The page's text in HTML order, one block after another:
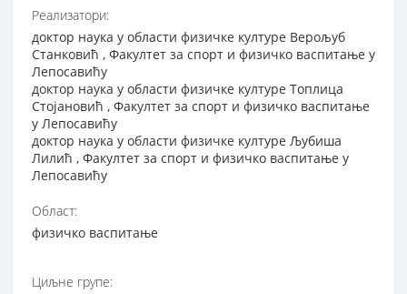
Реализатори:
доктор наука у области физичке културе Верољуб
Станковић , Факултет за спорт и физичко васпитање у
Лепосавићу
доктор наука у области физичке културе Топлица
Стојановић , Факултет за спорт и физичко васпитање
у Лепосавићу
доктор наука у области физичке културе Љубиша
Лилић , Факултет за спорт и физичко васпитање у
Лепосавићу
Област:
физичко васпитање
Циљне групе: